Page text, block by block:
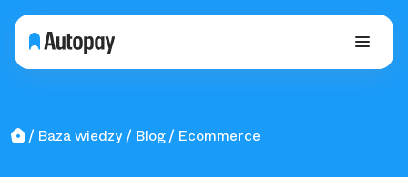
Baza wiedzy Blog Ecommerce